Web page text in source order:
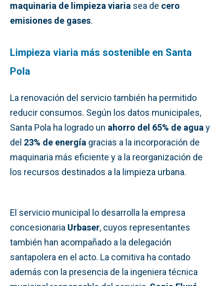
maquinaria de limpieza viaria sea de cero
emisiones de gases.
Limpieza viaria más sostenible en Santa
Pola
La renovación del servicio también ha permitido
reducir consumos. Según los datos municipales,
Santa Pola ha logrado un ahorro del 65% de agua y
del 23% de energía gracias a la incorporación de
maquinaria más eficiente y a la reorganización de
los recursos destinados a la limpieza urbana.
El servicio municipal lo desarrolla la empresa
concesionaria Urbaser, cuyos representantes
también han acompañado a la delegación
santapolera en el acto. La comitiva ha contado
además con la presencia de la ingeniera técnica